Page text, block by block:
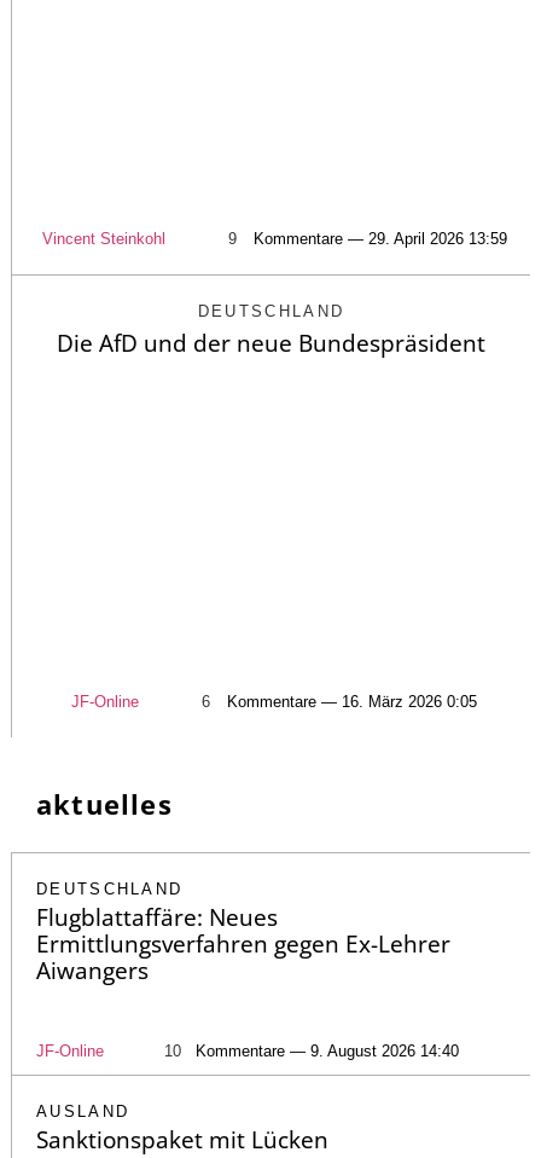
Vincent Steinkohl 9 Kommentare — 29. April 2026 13:59
DEUTSCHLAND
Die AfD und der neue Bundespräsident
JF-Online 6 Kommentare — 16. März 2026 0:05
aktuelles
DEUTSCHLAND
Flugblattaffäre: Neues
Ermittlungsverfahren gegen Ex-Lehrer
Aiwangers
JF-Online 10 Kommentare — 9. August 2026 14:40
AUSLAND
Sanktionspaket mit Lücken